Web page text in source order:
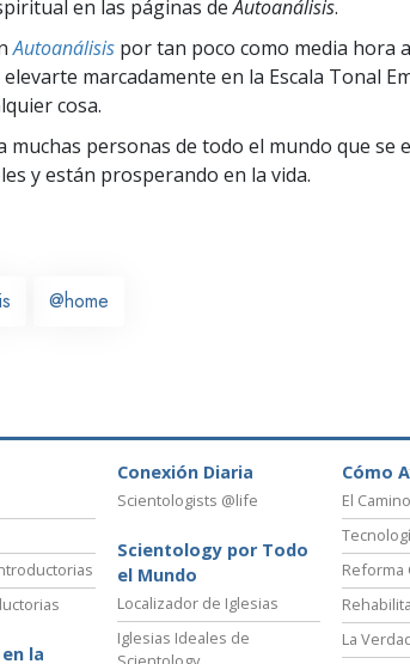
en las páginas deAutoanálisis.
Autoanálisis por tan poco como media hora
marcadamente en la Escala Tonal
cosa.
muchas personas de todo el mundo que se
y están prosperando en la vida.
@home
la
Conexión Diaria
Scientologists @life
Scientology por Todo
el Mundo
Localizador de Iglesias
Iglesias Ideales de
Cómo
El
Reforma
La